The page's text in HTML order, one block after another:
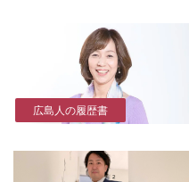
広島人の履歴書